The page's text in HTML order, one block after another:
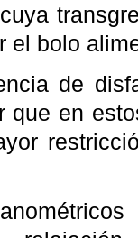
el bolo
de
que en